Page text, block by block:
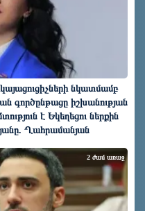
նկատմամբ
գործընթացը իշխանության
է Եկեղեցու ներքին
Ղահրամանյան
2 ժամ առաջ